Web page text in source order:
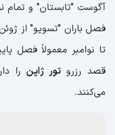
آگوست "تابستان" و تمام
فصل باران "تسویو" از ژوئن
تا نوامبر معمولاً فصل
قصد رزروتور ژاپن را
می‌کنند.